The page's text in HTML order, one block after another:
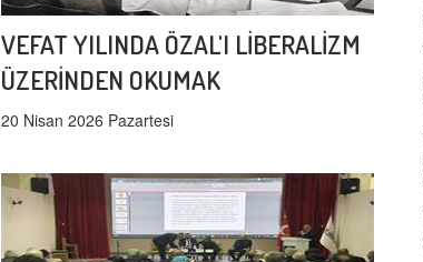
VEFAT YILINDA ÖZAL'I LİBERALİZM
ÜZERİNDEN OKUMAK
20 Nisan 2026 Pazartesi